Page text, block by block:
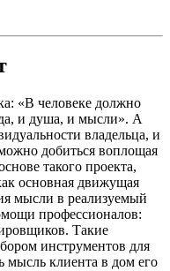
«В человеке должно
и душа, и мысли». А
владельца, и
добиться воплощая
такого проекта,
основная движущая
мысли в реализуемый
профессионалов:
Такие
инструментов для
мысль клиента в дом его